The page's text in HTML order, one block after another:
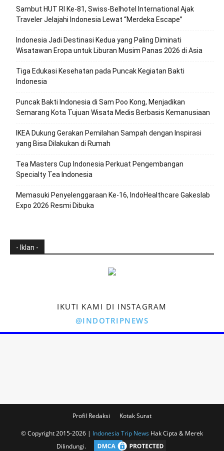
Sambut HUT RI Ke-81, Swiss-Belhotel International Ajak
Traveler Jelajahi Indonesia Lewat “Merdeka Escape”
Indonesia Jadi Destinasi Kedua yang Paling Diminati
Wisatawan Eropa untuk Liburan Musim Panas 2026 di Asia
Tiga Edukasi Kesehatan pada Puncak Kegiatan Bakti
Indonesia
Puncak Bakti Indonesia di Sam Poo Kong, Menjadikan
Semarang Kota Tujuan Wisata Medis Berbasis Kemanusiaan
IKEA Dukung Gerakan Pemilahan Sampah dengan Inspirasi
yang Bisa Dilakukan di Rumah
Tea Masters Cup Indonesia Perkuat Pengembangan
Specialty Tea Indonesia
Memasuki Penyelenggaraan Ke-16, IndoHealthcare Gakeslab
Expo 2026 Resmi Dibuka
- Iklan -
IKUTI KAMI DI INSTAGRAM
@INDOTRIPNEWS
Profil Redaksi Kotak Surat
© Copyright 2015-2026 | Indonesia Trip News Hak Cipta & Merek
Dilindungi.